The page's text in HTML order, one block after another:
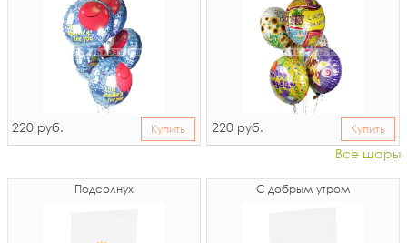
220 руб. Купить 220 руб. Купить
Все шары
Подсолнух С добрым утром